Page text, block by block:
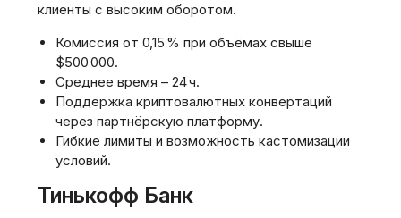
клиенты с высоким оборотом.
Комиссия от 0‚15 % при объёмах свыше
$500 000.
Среднее время – 24 ч.
Поддержка криптовалютных конвертаций
через партнёрскую платформу.
Гибкие лимиты и возможность кастомизации
условий.
Тинькофф Банк